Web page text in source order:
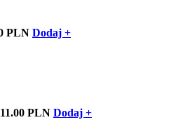
PLN Dodaj +
PLN Dodaj +